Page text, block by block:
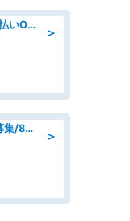
＞
マシンオペレーター/未経験OK/日払いOK/交替制/20・30・40代活躍中/製造 工場
＞
エステティシャン/石川町駅/社員募集/8月9日更新